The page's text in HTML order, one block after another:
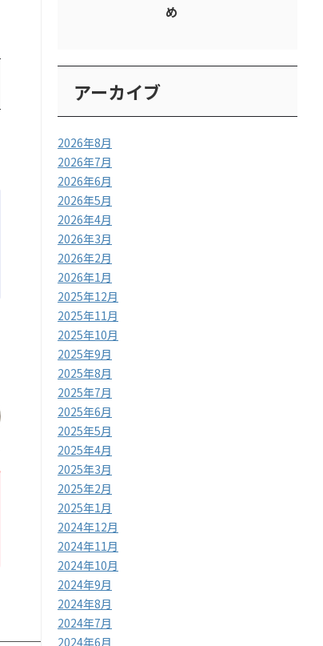
め
アーカイブ
2026年8月
2026年7月
2026年6月
2026年5月
2026年4月
2026年3月
2026年2月
2026年1月
2025年12月
2025年11月
2025年10月
2025年9月
2025年8月
2025年7月
2025年6月
2025年5月
2025年4月
2025年3月
2025年2月
2025年1月
2024年12月
2024年11月
2024年10月
2024年9月
2024年8月
2024年7月
2024年6月